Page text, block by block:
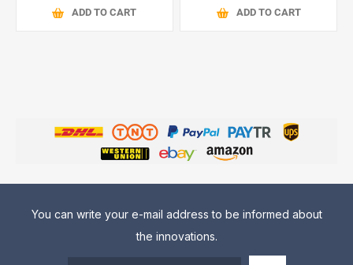
ADD TO CART ADD TO CART
You can write your e-mail address to be informed about
the innovations.